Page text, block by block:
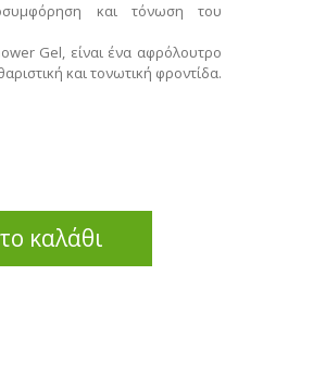
και τόνωση του
Gel, είναι ένα αφρόλουτρο
και τονωτική φροντίδα.
καλάθι